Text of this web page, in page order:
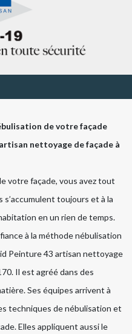
de votre façade
nettoyage de façade à
votre façade, vous avez tout
s’accumulent toujours et à la
en un rien de temps.
à la méthode nébulisation
Peinture 43 artisan nettoyage
Il est agréé dans des
Ses équipes arrivent à
techniques de nébulisation et
Elles appliquent aussi le